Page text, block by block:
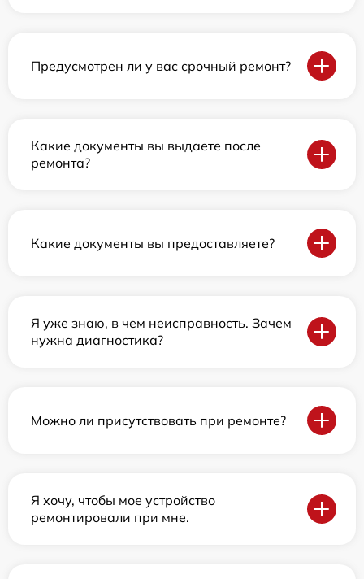
Предусмотрен ли у вас срочный ремонт?
Какие документы вы выдаете после
ремонта?
Какие документы вы предоставляете?
Я уже знаю, в чем неисправность. Зачем
нужна диагностика?
Можно ли присутствовать при ремонте?
Я хочу, чтобы мое устройство
ремонтировали при мне.